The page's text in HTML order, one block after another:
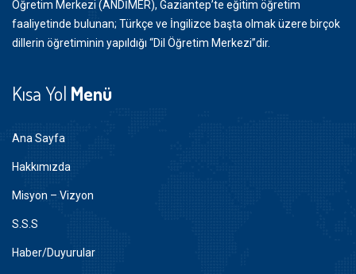
Öğretim Merkezi (ANDİMER), Gaziantep’te eğitim öğretim
faaliyetinde bulunan; Türkçe ve İngilizce başta olmak üzere birçok
dillerin öğretiminin yapıldığı “Dil Öğretim Merkezi”dir.
Kısa Yol Menü
Ana Sayfa
Hakkımızda
Misyon – Vizyon
S.S.S
Haber/Duyurular